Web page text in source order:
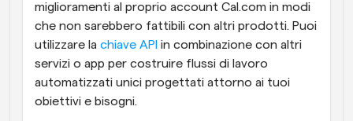
miglioramenti al proprio account Cal.com in modi
che non sarebbero fattibili con altri prodotti. Puoi
utilizzare la chiave API in combinazione con altri
servizi o app per costruire flussi di lavoro
automatizzati unici progettati attorno ai tuoi
obiettivi e bisogni.